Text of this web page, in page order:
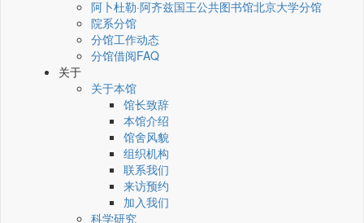
阿卜杜勒·阿齐兹国王公共图书馆北京大学分馆
院系分馆
分馆工作动态
分馆借阅FAQ
关于
关于本馆
馆长致辞
本馆介绍
馆舍风貌
组织机构
联系我们
来访预约
加入我们
科学研究